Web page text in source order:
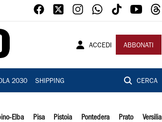
ACCEDI ABBONATI
2030 SHIPPING CERCA
Elba Pisa Pistoia Pontedera Prato Versilia